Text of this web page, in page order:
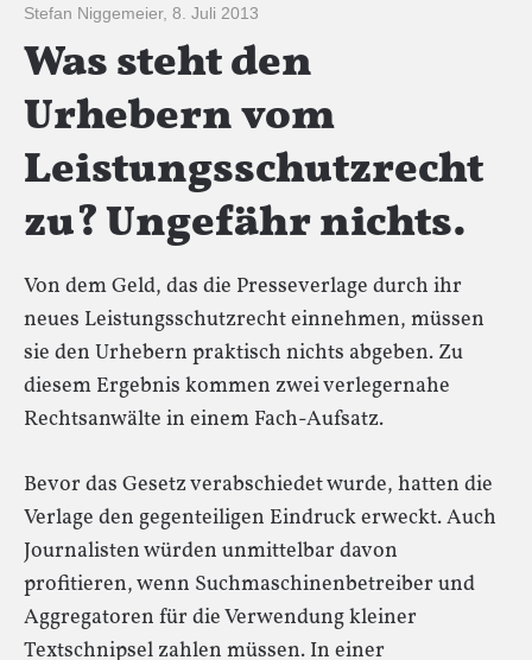
Stefan Niggemeier, 8. Juli 2013
Was steht den
Urhebern vom
Leistungsschutzrecht
zu? Ungefähr nichts.
Von dem Geld, das die Presseverlage durch ihr
neues Leistungsschutzrecht einnehmen, müssen
sie den Urhebern praktisch nichts abgeben. Zu
diesem Ergebnis kommen zwei verlegernahe
Rechtsanwälte in einem Fach-Aufsatz.
Bevor das Gesetz verabschiedet wurde, hatten die
Verlage den gegenteiligen Eindruck erweckt. Auch
Journalisten würden unmittelbar davon
profitieren, wenn Suchmaschinenbetreiber und
Aggregatoren für die Verwendung kleiner
Textschnipsel zahlen müssen. In einer